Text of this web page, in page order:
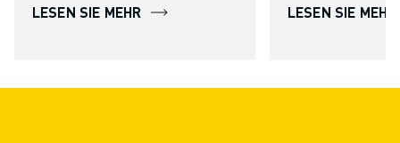
LESEN SIE MEHR LESEN SIE MEHR